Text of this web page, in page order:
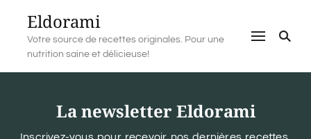
Eldorami
Votre source de recettes originales. Pour une
nutrition saine et délicieuse!
La newsletter Eldorami